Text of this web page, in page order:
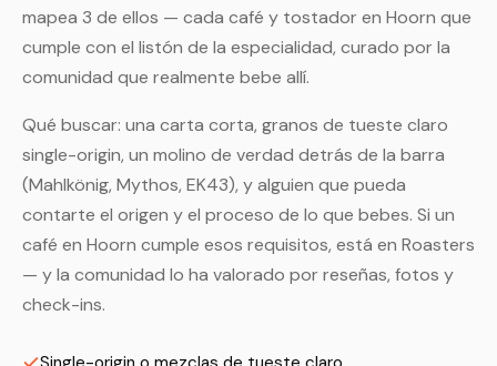
mapea 3 de ellos — cada café y tostador en Hoorn que
cumple con el listón de la especialidad, curado por la
comunidad que realmente bebe allí.
Qué buscar: una carta corta, granos de tueste claro
single-origin, un molino de verdad detrás de la barra
(Mahlkönig, Mythos, EK43), y alguien que pueda
contarte el origen y el proceso de lo que bebes. Si un
café en Hoorn cumple esos requisitos, está en Roasters
— y la comunidad lo ha valorado por reseñas, fotos y
check-ins.